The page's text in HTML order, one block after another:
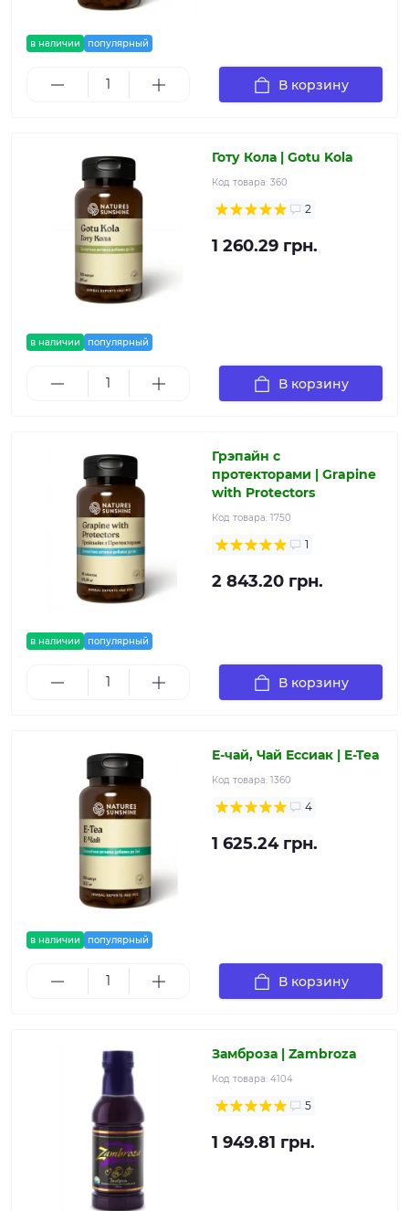
в наличии популярный
В корзину
в наличии популярный
Готу Кола | Gotu Kola
Код товара: 360
2
1 260.29 грн.
В корзину
в наличии популярный
Грэпайн с
протекторами | Grapine
with Protectors
Код товара: 1750
1
2 843.20 грн.
В корзину
в наличии популярный
Е-чай, Чай Ессиак | E-Tea
Код товара: 1360
4
1 625.24 грн.
В корзину
Замброза | Zambroza
Код товара: 4104
5
1 949.81 грн.